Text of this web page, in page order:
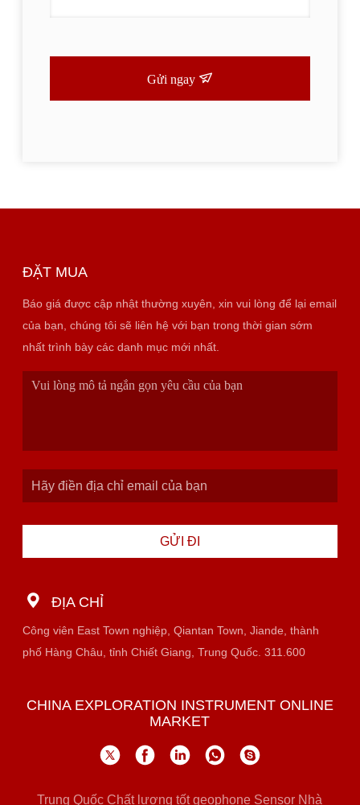
Gửi ngay
ĐẶT MUA
Báo giá được cập nhật thường xuyên, xin vui lòng để lại email
của bạn, chúng tôi sẽ liên hệ với bạn trong thời gian sớm
nhất trình bày các danh mục mới nhất.
GỬI ĐI
ĐỊA CHỈ
Công viên East Town nghiệp, Qiantan Town, Jiande, thành
phố Hàng Châu, tỉnh Chiết Giang, Trung Quốc. 311.600
CHINA EXPLORATION INSTRUMENT ONLINE
MARKET
Trung Quốc Chất lượng tốt geophone Sensor Nhà